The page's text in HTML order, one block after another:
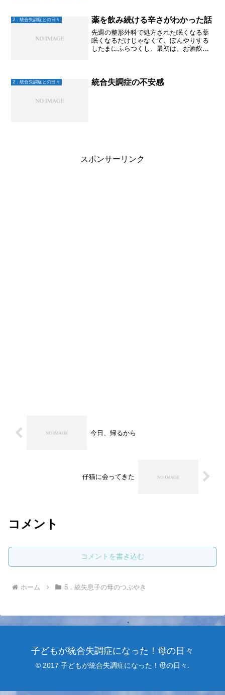
やってなかったから行って...
2．統合失調症との日々 薬を飲み続ける辛さがわかった話
先週の整形外科で処方された眠くなる薬
眠くなるだけじゃなくて、ぼんやりする
したまにふらつくし、最初は、お酒飲ま
出てきて。やだっ！飲...
2．統合失調症との日々 統合失調症の不安感
スポンサーリンク
今日、帰るから
仔猫に会ってきた
コメント
コメントを書き込む
ホーム 5．統失息子の母のつぶやき
子どもが統合失調症になった！母の日々
© 2017 子どもが統合失調症になった！母の日々.